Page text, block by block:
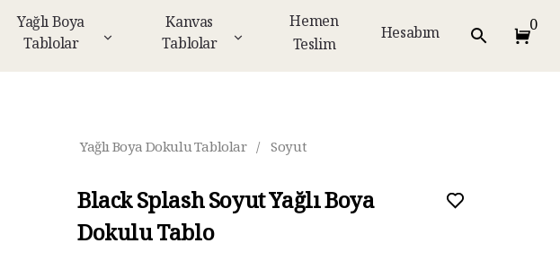
Yağlı Boya
Tablolar
Kanvas
Tablolar
Hemen
Teslim
Hesabım 0
Yağlı Boya Dokulu Tablolar / Soyut
Black Splash Soyut Yağlı Boya
Dokulu Tablo